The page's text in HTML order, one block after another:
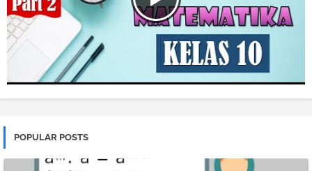
POPULAR POSTS